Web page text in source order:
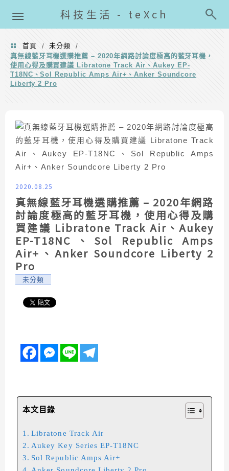
科技生活 - teXch
首頁 / 未分類
/
真無線藍牙耳機選購推薦 – 2020年網路討論度極高的藍牙耳機，
使用心得及購買建議 Libratone Track Air、Aukey EP-
T18NC、Sol Republic Amps Air+、Anker Soundcore
Liberty 2 Pro
2020.08.25
真無線藍牙耳機選購推薦 – 2020年網路
討論度極高的藍牙耳機，使用心得及購
買建議 Libratone Track Air、Aukey
EP-T18NC、Sol Republic Amps
Air+、Anker Soundcore Liberty 2
Pro
未分類
本文目錄
Libratone Track Air
Aukey Key Series EP-T18NC
Sol Republic Amps Air+